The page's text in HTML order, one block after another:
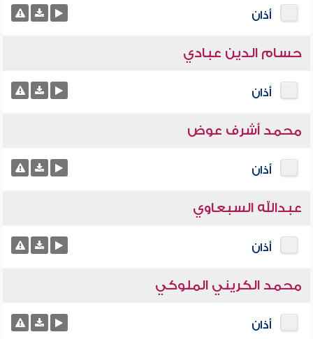
أذان
حسام الدين عبادي
أذان
محمد أشرف عوض
أذان
عبدالله السبعاوي
أذان
محمد الكريني الملوكي
أذان